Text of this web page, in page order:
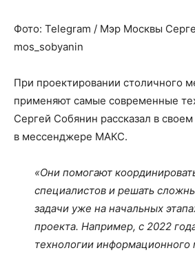
Фото: Telegram / Мэр Москвы
mos_sobyanin
При проектировании столичного
применяют самые современные
Сергей Собянин рассказал в своем
в мессенджере МАКС.
«Они помогают
специалистов и решать
задачи уже на начальных
проекта. Например, с 2022
технологии информационного